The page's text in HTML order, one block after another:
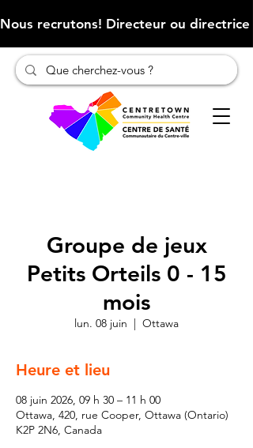
Nous recrutons! Directeur ou
Groupe de jeux
Petits Orteils 0 - 15
mois
lun. 08 juin
  |
Ottawa
Heure et lieu
08 juin 2026, 09 h 30 – 11 h 00
Ottawa, 420, rue Cooper, Ottawa (Ontario)
K2P 2N6, Canada